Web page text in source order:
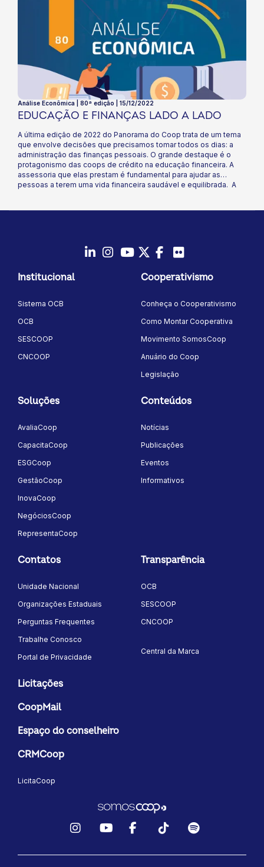
Análise Econômica | 80ª edição | 15/12/2022
EDUCAÇÃO E FINANÇAS LADO A LADO
A última edição de 2022 do Panorama do Coop trata de um tema
que envolve decisões que precisamos tomar todos os dias: a
administração das finanças pessoais. O grande destaque é o
protagonismo das coops de crédito na educação financeira. A
assessoria que elas prestam é fundamental para ajudar as
pessoas a terem uma vida financeira saudável e equilibrada. A
de crédito são apresentadas na Semana Nacional de Educação
Financeira - ENEF, que este ano acontece de 12 a 18 de
Instagram
YoutubeTwitter/X
Facebook
Institucional
Sistema OCB
OCB
SESCOOP
CNCOOP
Cooperativismo
Conheça o Cooperativismo
Como Montar Cooperativa
Movimento SomosCoop
Anuário do Coop
Legislação
Soluções
AvaliaCoop
CapacitaCoop
ESGCoop
GestãoCoop
InovaCoop
NegóciosCoop
RepresentaCoop
Conteúdos
Notícias
Publicações
Eventos
Informativos
Contatos
Unidade Nacional
Organizações Estaduais
Perguntas Frequentes
Trabalhe Conosco
Portal de Privacidade
Transparência
OCB
SESCOOP
CNCOOP
Central da Marca
Licitações
CoopMail
Espaço do conselheiro
CRMCoop
LicitaCoop